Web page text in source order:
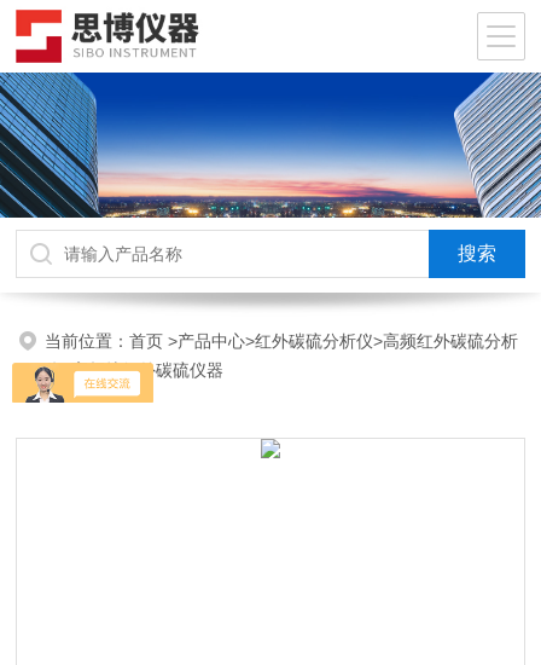
当前位置：首页>产品中心>红外碳硫分析仪>高频红外碳硫分析
仪
>高频炉红外碳硫仪器